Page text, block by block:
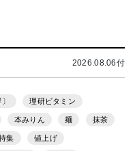
2026.08.06付
理研ビタミン
本みりん 麺 抹茶
集 値上げ